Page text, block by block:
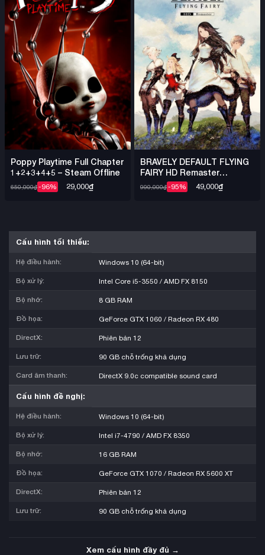
Poppy Playtime Full Chapter
1+2+3+4+5 – Steam Offline
650,000₫-96% 29,000₫
BRAVELY DEFAULT FLYING
FAIRY HD Remaster
DENUVO – Steam Offline
990,000₫-95% 49,000₫
Cấu hình tối thiểu:
Hệ điều hành: Windows 10 (64-bit)
Bộ xử lý: Intel Core i5-3550 / AMD FX 8150
Bộ nhớ: 8 GB RAM
Đồ họa: GeForce GTX 1060 / Radeon RX 480
DirectX: Phiên bản 12
Lưu trữ: 90 GB chỗ trống khả dụng
Card âm thanh: DirectX 9.0c compatible sound card
Cấu hình đề nghị:
Hệ điều hành: Windows 10 (64-bit)
Bộ xử lý: Intel i7-4790 / AMD FX 8350
Bộ nhớ: 16 GB RAM
Đồ họa: GeForce GTX 1070 / Radeon RX 5600 XT
DirectX: Phiên bản 12
Lưu trữ: 90 GB chỗ trống khả dụng
Xem cấu hình đầy đủ →